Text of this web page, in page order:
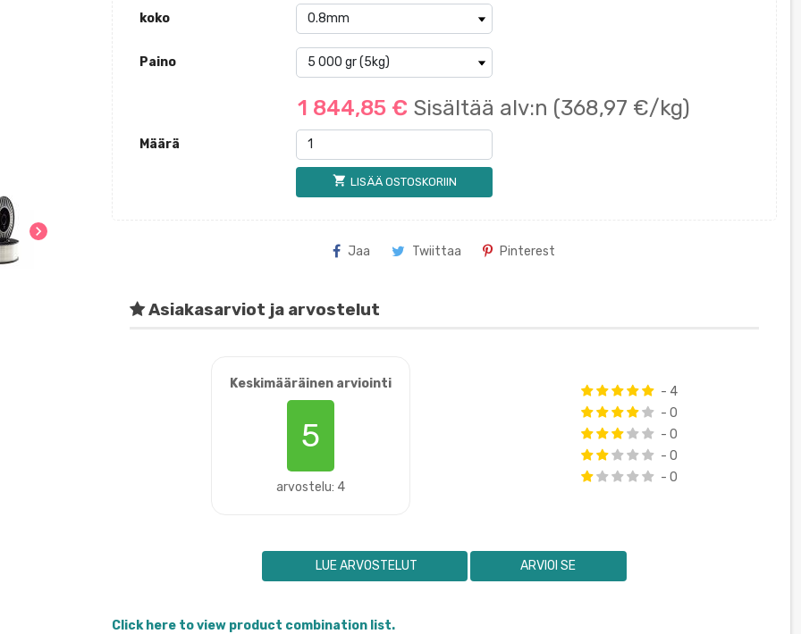
chevron_right
koko
Paino
1 844,85 € Sisältää alv:n (368,97 €/kg)
Määrä
shopping_cart LISÄÄ OSTOSKORIIN
Jaa Twiittaa Pinterest
Asiakasarviot ja arvostelut
Keskimääräinen arviointi
5
arvostelu: 4
- 4
- 0
- 0
- 0
- 0
LUE ARVOSTELUT ARVIOI SE
Click here to view product combination list.